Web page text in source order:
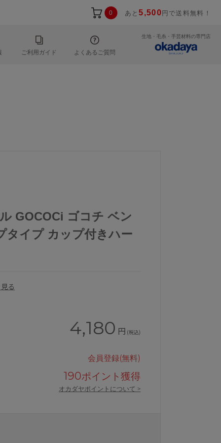
0 あと5,500 円で送料無料！
ご利用ガイド よくあるご質問
生地・毛糸・手芸材料の専門店
GOCOCi ゴコチ ベン
タイプ カップ付きハー
る
4,180 円 (税込)
会員登録(無料)
190ポイント獲得
オカダヤポイントについて >